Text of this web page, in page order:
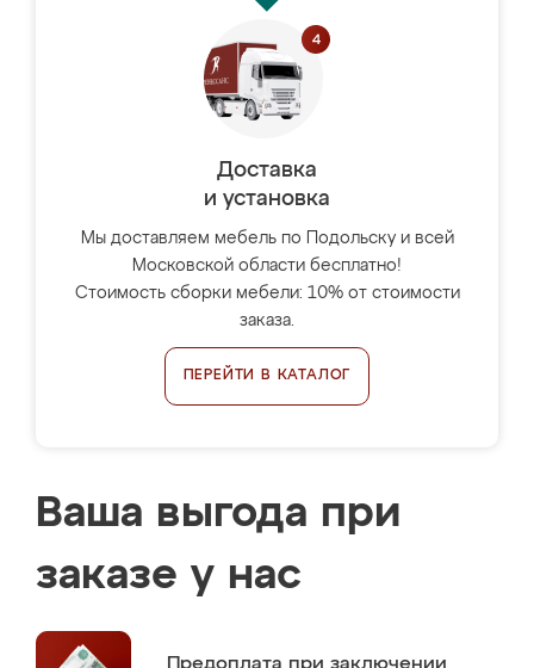
Доставка
и установка
Мы доставляем мебель по Подольску и всей
Московской области бесплатно!
Стоимость сборки мебели: 10% от стоимости
заказа.
ПЕРЕЙТИ В КАТАЛОГ
Ваша выгода при
заказе у нас
Предоплата при заключении